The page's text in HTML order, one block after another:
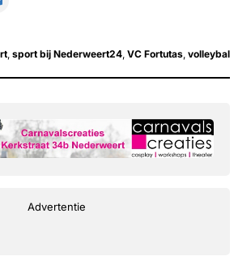
, sport bij Nederweert24, VC Fortutas, volleybal
Advertentie